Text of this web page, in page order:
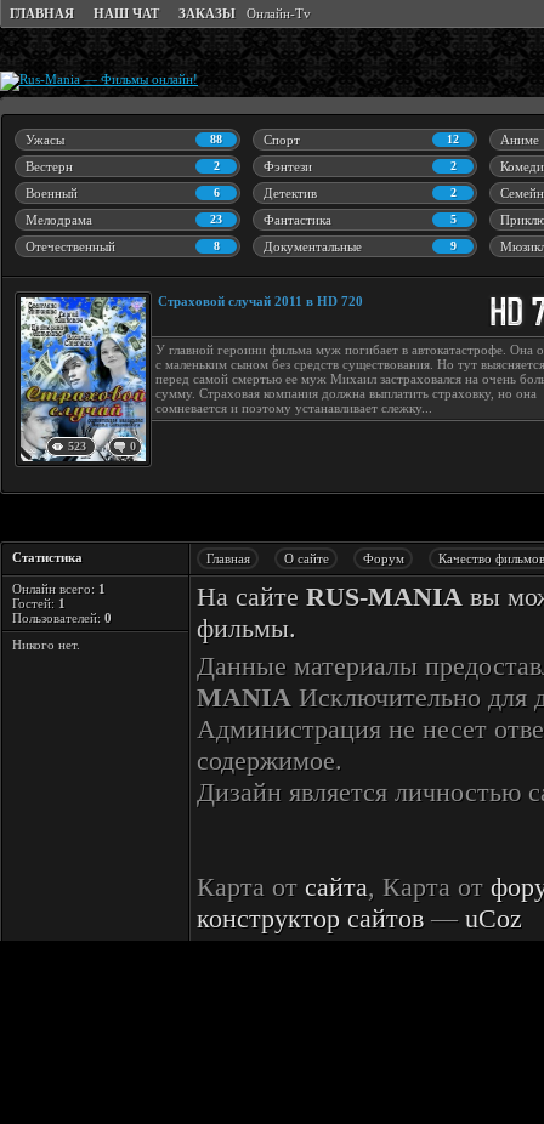
ГЛАВНАЯ НАШ ЧАТ ЗАКАЗЫ Онлайн-Tv
88
Ужасы 12
Спорт Аниме
2
Вестерн 2
Фэнтези
6
Военный 2
Детектив
23
Мелодрама 5
Фантастика
8
Отечественный 9
Документальные
523 0
Страховой случай 2011 в HD 720
У главной героини фильма муж погибает в автокатастрофе. Она
с маленьким сыном без средств существования. Но тут
перед самой смертью ее муж Михаил застраховался на очень
сумму. Страховая компания должна выплатить страховку, но она
сомневается и поэтому устанавливает слежку...
Статистика Главная О сайте Форум Качество фильмов
Онлайн всего: 1
Гостей: 1
Пользователей: 0
Никого нет.
На сайте RUS-MANIA вы
фильмы.
Данные материалы
MANIA Исключительно для
Администрация не несет
содержимое.
Дизайн является личностью
Карта от сайта, Карта от
конструктор сайтов — uCoz